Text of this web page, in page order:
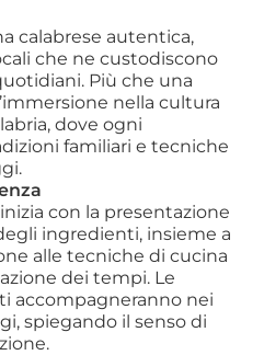
calabrese autentica,
che ne custodiscono
Più che una
nella cultura
dove ogni
familiari e tecniche
inizia con la presentazione
ingredienti, insieme a
alle tecniche di cucina
dei tempi. Le
accompagneranno nei
spiegando il senso di